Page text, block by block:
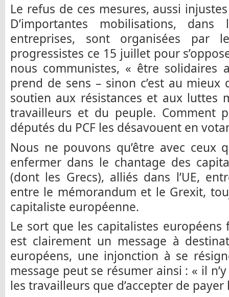
Le refus de ces mesures, aussi
D’importantes mobilisations,
entreprises, sont organisées par
progressistes ce 15 juillet pour
nous communistes, « être solidaires
prend de sens – sinon c’est au mieux
soutien aux résistances et aux luttes
travailleurs et du peuple. Comment
députés du PCF les désavouent en
Nous ne pouvons qu’être avec ceux
enfermer dans le chantage des
(dont les Grecs), alliés dans l’UE,
entre le mémorandum et le Grexit,
capitaliste européenne.
Le sort que les capitalistes
est clairement un message à
européens, une injonction à se
message peut se résumer ainsi : « il
les travailleurs que d’accepter de